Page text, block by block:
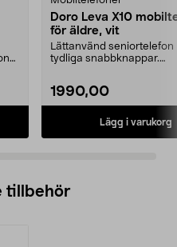
Doro Leva X10
för äldre, vit
Lättanvänd seniortelefon
tydliga snabbknappar.
1990,00
Lägg i varukorg
tillbehör